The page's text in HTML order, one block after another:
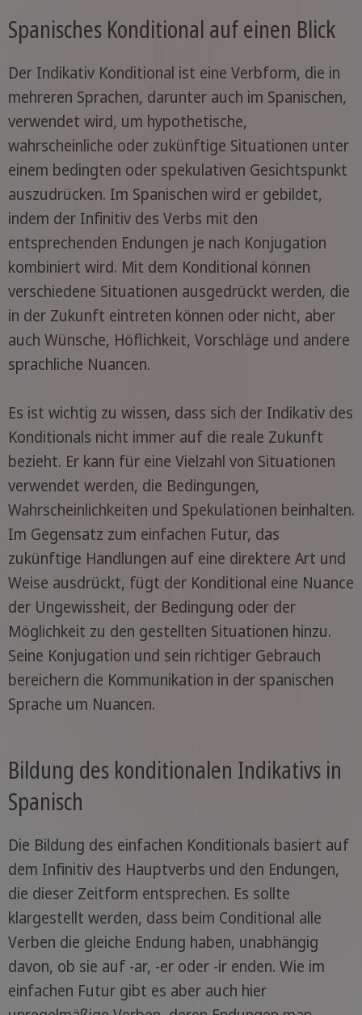
Spanisches Konditional auf einen Blick
Der Indikativ Konditional ist eine Verbform, die in
mehreren Sprachen, darunter auch im Spanischen,
verwendet wird, um hypothetische,
wahrscheinliche oder zukünftige Situationen unter
einem bedingten oder spekulativen Gesichtspunkt
auszudrücken. Im Spanischen wird er gebildet,
indem der Infinitiv des Verbs mit den
entsprechenden Endungen je nach Konjugation
kombiniert wird. Mit dem Konditional können
verschiedene Situationen ausgedrückt werden, die
in der Zukunft eintreten können oder nicht, aber
auch Wünsche, Höflichkeit, Vorschläge und andere
sprachliche Nuancen.
Es ist wichtig zu wissen, dass sich der Indikativ des
Konditionals nicht immer auf die reale Zukunft
bezieht. Er kann für eine Vielzahl von Situationen
verwendet werden, die Bedingungen,
Wahrscheinlichkeiten und Spekulationen beinhalten.
Im Gegensatz zum einfachen Futur, das
zukünftige Handlungen auf eine direktere Art und
Weise ausdrückt, fügt der Konditional eine Nuance
der Ungewissheit, der Bedingung oder der
Möglichkeit zu den gestellten Situationen hinzu.
Seine Konjugation und sein richtiger Gebrauch
bereichern die Kommunikation in der spanischen
Sprache um Nuancen.
Bildung des konditionalen Indikativs in
Spanisch
Die Bildung des einfachen Konditionals basiert auf
dem Infinitiv des Hauptverbs und den Endungen,
die dieser Zeitform entsprechen. Es sollte
klargestellt werden, dass beim Conditional alle
Verben die gleiche Endung haben, unabhängig
davon, ob sie auf -ar, -er oder -ir enden. Wie im
einfachen Futur gibt es aber auch hier